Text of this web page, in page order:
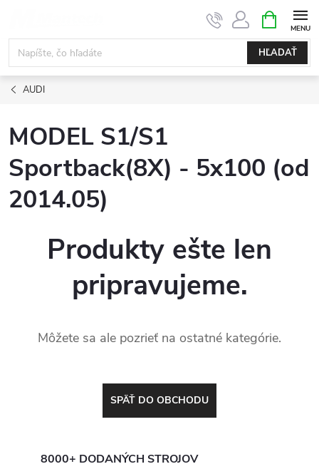
obsah
HĽADAŤ
KOŠÍK
AUDI
MODEL S1/S1
Sportback(8X) - 5x100 (od
2014.05)
Produkty ešte len
pripravujeme.
Môžete sa ale pozrieť na ostatné kategórie.
SPÄŤ DO OBCHODU
8000+ DODANÝCH STROJOV